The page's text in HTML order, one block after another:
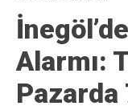
Alarmı:
Pazarda